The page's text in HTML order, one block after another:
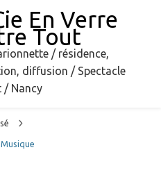
En Verre
Tout
/ résidence,
diffusion / Spectacle
/ Nancy